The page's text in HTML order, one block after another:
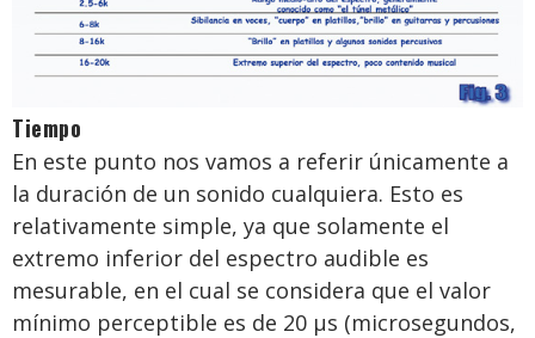
Tiempo
En este punto nos vamos a referir únicamente a
la duración de un sonido cualquiera. Esto es
relativamente simple, ya que solamente el
extremo inferior del espectro audible es
mesurable, en el cual se considera que el valor
mínimo perceptible es de 20 µs (microsegundos,